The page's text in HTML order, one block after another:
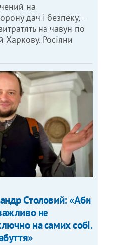
на
дач і безпеку, —
на чавун по
Росіяни
Столовий: «Аби
не
на самих собі.